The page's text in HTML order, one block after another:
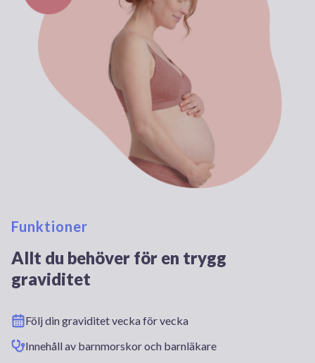
Funktioner
Allt du behöver för en trygg
graviditet
Följ din graviditet vecka för vecka
Innehåll av barnmorskor och barnläkare